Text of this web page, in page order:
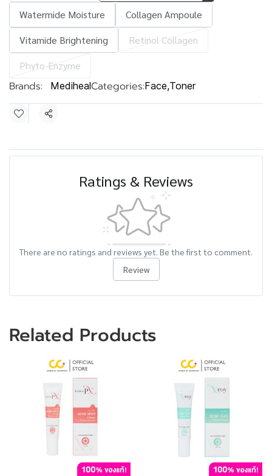
Watermide Moisture
Collagen Ampoule
Vitamide Brightening
Retinol Collagen
Phyto-Enzyme
Brands: MedihealCategories:Face,Toner
Share
Ratings & Reviews
There are no ratings and reviews yet. Be the first to comment.
Review
Related Products